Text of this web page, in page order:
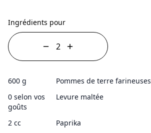
Ingrédients pour
600 g
Pommes de terre farineuses
0 selon vos
goûts
Levure maltée
2 cc
Paprika